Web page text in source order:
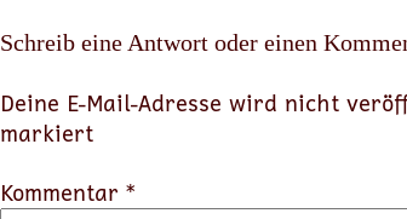
Schreib eine Antwort oder einen
Deine E-Mail-Adresse wird nicht
markiert
Kommentar *